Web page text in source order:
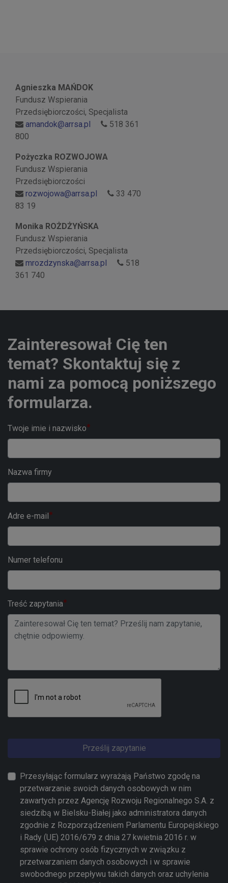
Agnieszka MAŃDOK
Fundusz Wspierania
Przedsiębiorczości, Specjalista
amandok@arrsa.pl
518 361
800
Pożyczka ROZWOJOWA
Fundusz Wspierania
Przedsiębiorczości
rozwojowa@arrsa.pl
33 470
83 19
Monika ROŻDŻYŃSKA
Fundusz Wspierania
Przedsiębiorczości, Specjalista
mrozdzynska@arrsa.pl
518
361 740
Zainteresował Cię ten
temat? Skontaktuj się z
nami za pomocą poniższego
formularza.
Twoje imie i nazwisko
Nazwa firmy
Adre e-mail
Numer telefonu
Treść zapytania
Prześlij zapytanie
Przesyłając formularz wyrażają Państwo zgodę na
przetwarzanie swoich danych osobowych w nim
zawartych przez Agencję Rozwoju Regionalnego S.A. z
siedzibą w Bielsku-Białej jako administratora danych
zgodnie z Rozporządzeniem Parlamentu Europejskiego
i Rady (UE) 2016/679 z dnia 27 kwietnia 2016 r. w
sprawie ochrony osób fizycznych w związku z
przetwarzaniem danych osobowych i w sprawie
swobodnego przepływu takich danych oraz uchylenia